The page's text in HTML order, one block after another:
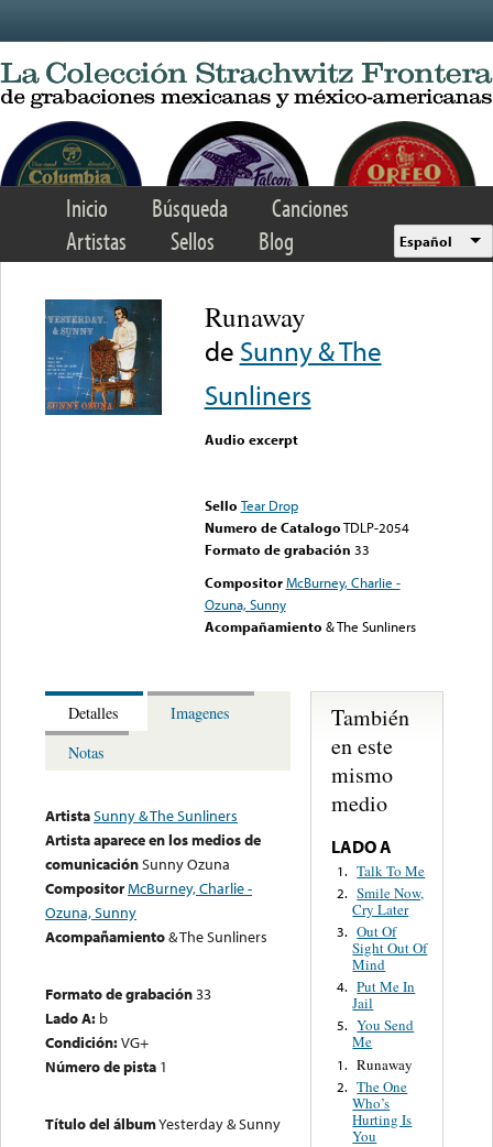
Inicio Búsqueda
Canciones
Artistas
Sellos Blog Español
Runaway
de Sunny & The
Sunliners
Audio excerpt
Sello Tear Drop
Numero de CatalogoTDLP-2054
Formato de grabación 33
Compositor McBurney, Charlie -
Ozuna, Sunny
Acompañamiento & The Sunliners
Detalles
Imagenes
Notas
ArtistaSunny & The Sunliners
Artista aparece en los medios de
comunicaciónSunny Ozuna
CompositorMcBurney, Charlie -
Ozuna, Sunny
Acompañamiento& The Sunliners
Formato de grabación33
Lado A: b
Condición:VG+
Número de pista 1
Título del álbumYesterday & Sunny
También
en este
mismo
medio
LADO A
1. Talk To Me
2. Smile Now,
Cry Later
3. Out Of
Sight Out Of
Mind
4. Put Me In
Jail
5. You Send
Me
1. Runaway
2. The One
Who’s
Hurting Is
You